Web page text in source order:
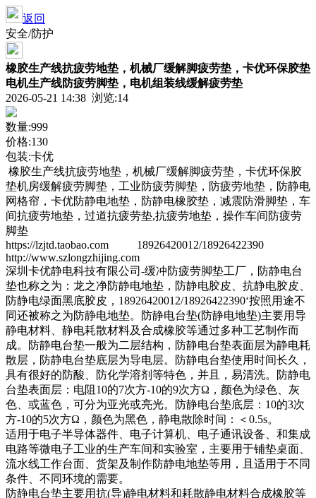
返回
安全/防护
橡胶生产线抗疲劳地垫，机械厂缓解脚疲劳垫，卡优环保胶垫
电机生产线防疲劳脚垫，电机组装线缓解疲劳垫
2026-05-21 14:38 浏览:14
数量:999
价格:130
包装:卡优
橡胶生产线抗疲劳地垫，机械厂缓解脚疲劳垫，卡优环保胶
垫机房缓解疲劳脚垫，工业防疲劳脚垫，防疲劳地垫，防静电
网格帘，卡优防静电地垫，防静电橡胶垫，减震防滑脚垫，车
间抗疲劳地垫，过道抗疲劳垫,抗疲劳地垫，操作车间防疲劳
脚垫
https://lzjtd.taobao.com 18926420012/18926422390
http://www.szlongzhijing.com
深圳卡优静电科技有限公司-缓冲防疲劳脚垫工厂，防静电台
垫也称之为：龙之净防静电地垫，防静电胶皮、抗静电胶皮、
防静电绿面黑底胶皮，18926420012/18926422390‘按照用途不
同还被称之为防静电地垫。防静电台垫(防静电地垫)主要用导
静电材料、静电耗散材料及合成橡胶等通过多种工艺制作而
成。防静电台垫一般为二层结构，防静电台垫表面层为静电耗
散层，防静电台垫底层为导电层。防静电台垫使用时间长久，
具有很好的防酸、防化学溶剂等特色，并且，易清洗。防静电
台垫表面层：电阻10的7次方-10的9次方Ω，颜色为绿色、灰
色、或蓝色，可分为亚光或亮光。防静电台垫底层：10的3次
方-10的5次方Ω，颜色为黑色，静电散除时间：＜0.5s。
适用于电子半导体器件、电子计算机、电子通讯设备、和集成
电路等微电子工业的生产车间和实验室，主要用于铺垫桌面、
流水线工作台面、货架及制作防静电地垫等用，且适用于不同
条件、不同环境的需要。
防静电台垫主要用抗(导)静电材料和耗散静电材料合成橡胶等